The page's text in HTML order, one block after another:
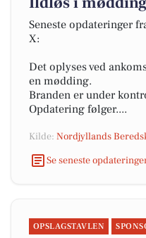
Seneste opdateringer
X:
Det oplyses ved
en mødding.
Branden er under
Opdatering følger....
Kilde: Nordjyllands
Se seneste
OPSLAGSTAVLEN